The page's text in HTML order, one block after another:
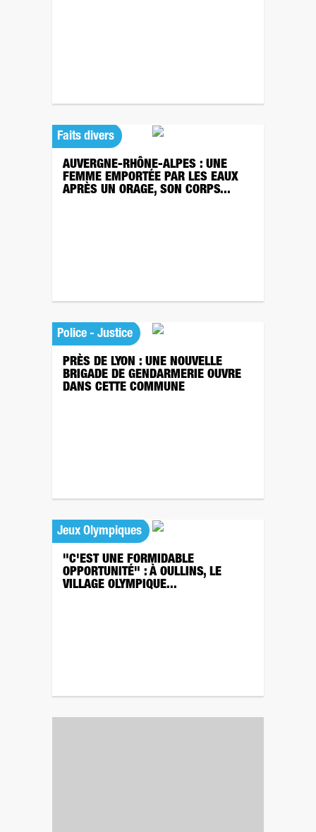
Faits divers
AUVERGNE-RHÔNE-ALPES : UNE
FEMME EMPORTÉE PAR LES EAUX
APRÈS UN ORAGE, SON CORPS...
Police - Justice
PRÈS DE LYON : UNE NOUVELLE
BRIGADE DE GENDARMERIE OUVRE
DANS CETTE COMMUNE
Jeux Olympiques
"C'EST UNE FORMIDABLE
OPPORTUNITÉ" : À OULLINS, LE
VILLAGE OLYMPIQUE...